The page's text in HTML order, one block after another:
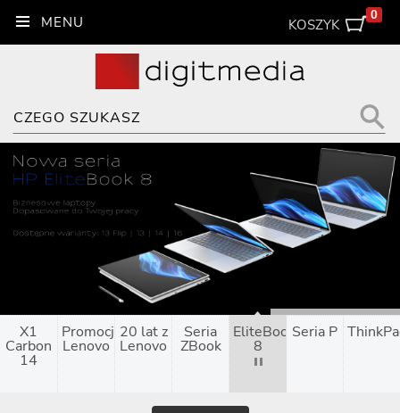
KOSZYK
0
X1
Carbon
14
Promocja
Lenovo
20 lat z
Lenovo
Seria
ZBook
EliteBook
8
Seria P